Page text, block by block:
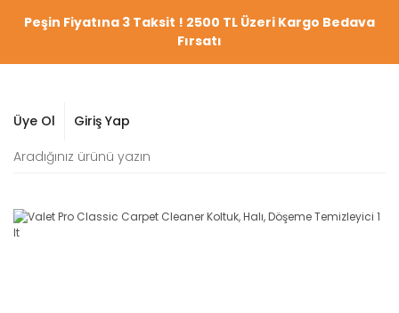
Peşin Fiyatına 3 Taksit ! 2500 TL Üzeri Kargo Bedava
Fırsatı
Üye Ol Giriş Yap